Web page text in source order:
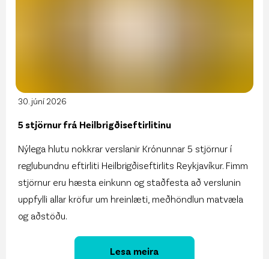
30. júní 2026
5 stjörnur frá Heilbrigðiseftirlitinu
Nýlega hlutu nokkrar verslanir Krónunnar 5 stjörnur í
reglubundnu eftirliti Heilbrigðiseftirlits Reykjavíkur. Fimm
stjörnur eru hæsta einkunn og staðfesta að verslunin
uppfylli allar kröfur um hreinlæti, meðhöndlun matvæla
og aðstöðu.
Lesa meira